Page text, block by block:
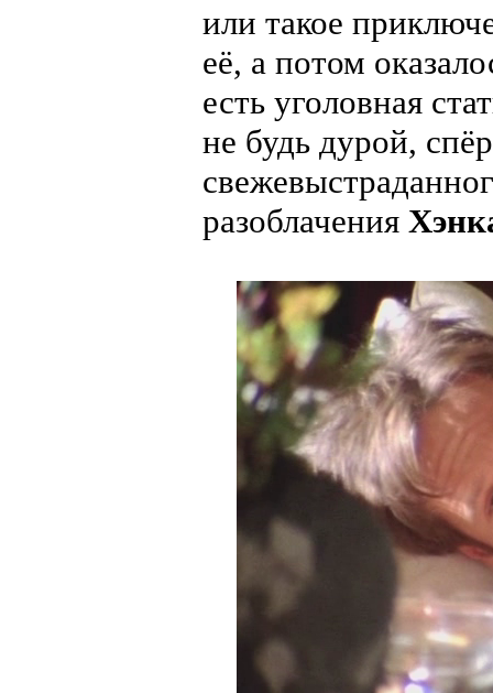
или такое
её, а потом
есть уголовная
не будь дурой,
разоблачения